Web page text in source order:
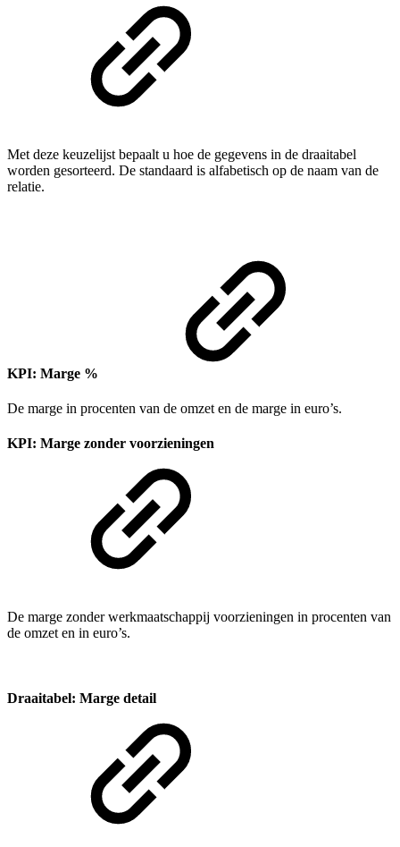
Met deze keuzelijst bepaalt u hoe de gegevens in de draaitabel
worden gesorteerd. De standaard is alfabetisch op de naam van de
relatie.
KPI: Marge %
De marge in procenten van de omzet en de marge in euro’s.
KPI: Marge zonder voorzieningen
De marge zonder werkmaatschappij voorzieningen in procenten van
de omzet en in euro’s.
Draaitabel: Marge detail